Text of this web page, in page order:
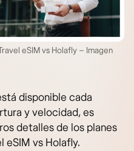
eSIM vs Holafly – Imagen
disponible cada
y velocidad, es
detalles de los planes
eSIM vs Holafly.